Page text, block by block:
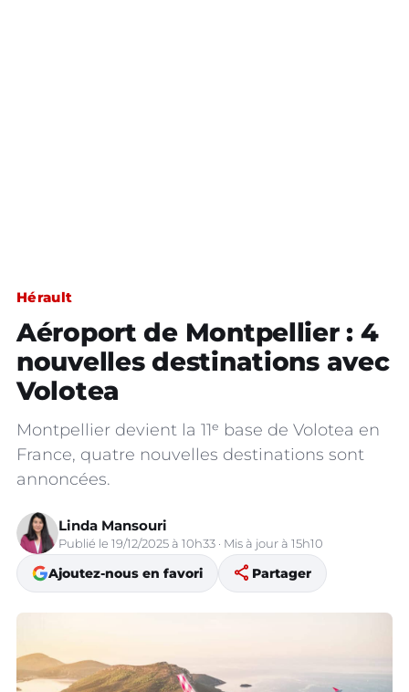
Hérault
Aéroport de Montpellier : 4
nouvelles destinations avec
Volotea
Montpellier devient la 11ᵉ base de Volotea en
France, quatre nouvelles destinations sont
annoncées.
Linda Mansouri
Publié le 19/12/2025 à 10h33 · Mis à jour à 15h10
Ajoutez-nous en favori share Partager